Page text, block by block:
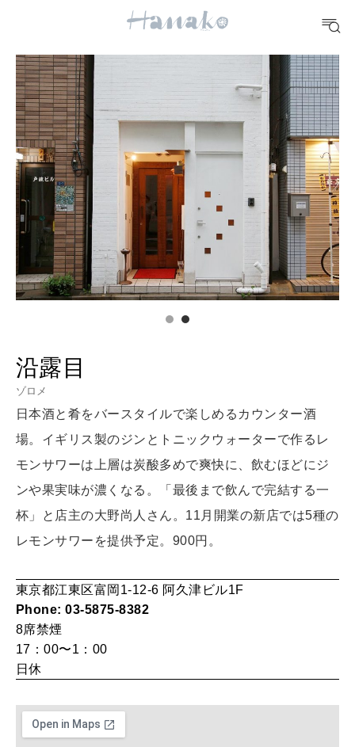
10 CATEGORIES
FOOD
TRAVEL
どこ行く？
FORTUNE
明日のわたし
[12星座別] Weekly Holoscope
[12星座別] Monthly Love Holoscope
HEALTH
自分にやさしく
MAMA
SUSTAINABLE
CULTURE
沿露目
ゾロメ
日本酒と肴をバースタイルで楽しめるカウンター酒
場。イギリス製のジンとトニックウォーターで作るレ
モンサワーは上層は炭酸多めで爽快に、飲むほどにジ
ンや果実味が濃くなる。「最後まで飲んで完結する一
杯」と店主の大野尚人さん。11月開業の新店では5種の
レモンサワーを提供予定。900円。
東京都江東区富岡1-12-6 阿久津ビル1F
Phone: 03-5875-8382
8席禁煙
17：00〜1：00
日休